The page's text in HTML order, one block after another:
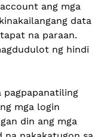
ang mga
data
na paraan.
ng hindi
pagpapanatiling
mga login
din ang mga